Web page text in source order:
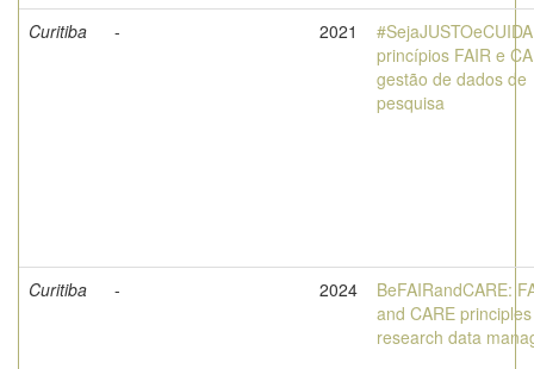
Curitiba - 2021
princípios FAIR e
gestão de dados de
pesquisa
Curitiba - 2024
BeFAIRandCARE:
and CARE
research data